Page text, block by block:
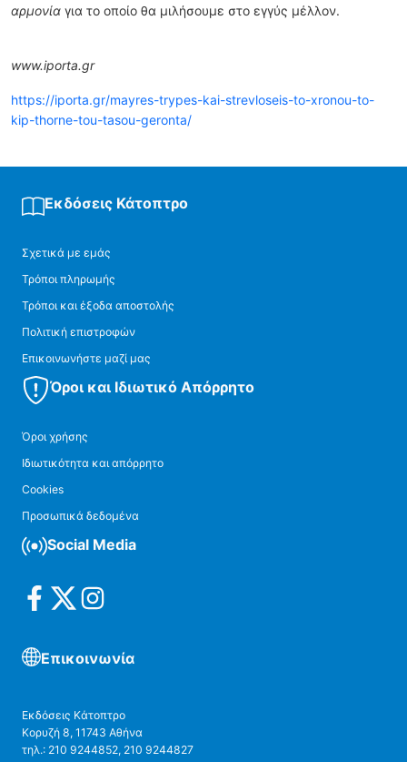
αρμονία για το οποίο θα μιλήσουμε στο εγγύς μέλλον.
www.iporta.gr
https://iporta.gr/mayres-trypes-kai-strevloseis-to-xronou-to-
kip-thorne-tou-tasou-geronta/
Εκδόσεις Κάτοπτρο
Σχετικά με εμάς
Τρόποι πληρωμής
Τρόποι και έξοδα αποστολής
Πολιτική επιστροφών
Επικοινωνήστε μαζί μας
Όροι και Ιδιωτικό Απόρρητο
Όροι χρήσης
Ιδιωτικότητα και απόρρητο
Cookies
Προσωπικά δεδομένα
Social Media
Επικοινωνία
Εκδόσεις Κάτοπτρο
Κορυζή 8, 11743 Αθήνα
τηλ.: 210 9244852, 210 9244827